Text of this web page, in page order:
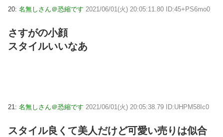
20: 名無しさん＠恐縮です 2021/06/01(火) 20:05:11.80 ID:45+PS6mo0
さすがの小顔
スタイルいいなあ
21: 名無しさん＠恐縮です 2021/06/01(火) 20:05:38.79 ID:UHPM58Ic0
スタイル良くて美人だけど可愛い売りは似合